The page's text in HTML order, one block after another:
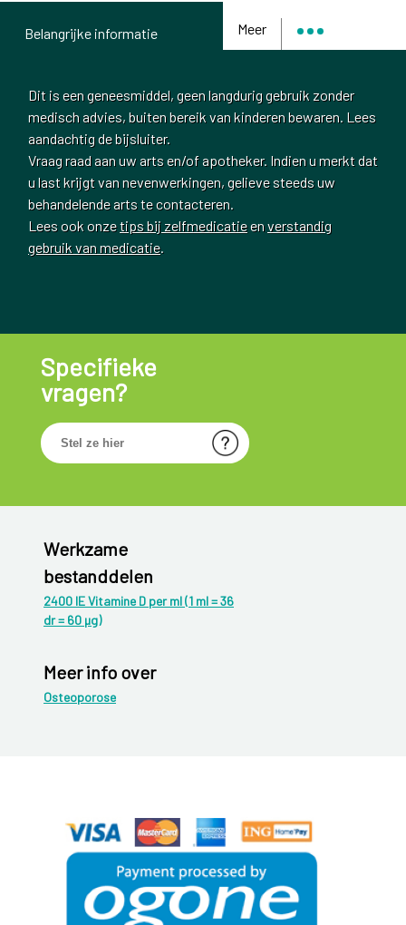
Meer
Belangrijke informatie
Dit is een geneesmiddel, geen langdurig gebruik zonder
medisch advies, buiten bereik van kinderen bewaren. Lees
aandachtig de bijsluiter.
Vraag raad aan uw arts en/of apotheker. Indien u merkt dat
u last krijgt van nevenwerkingen, gelieve steeds uw
behandelende arts te contacteren.
Lees ook onzetips bij zelfmedicatieenverstandig
gebruik van medicatie.
Specifieke
vragen?
Werkzame
bestanddelen
2400 IE Vitamine D per ml (1 ml = 36
dr = 60 µg)
Meer info over
Osteoporose